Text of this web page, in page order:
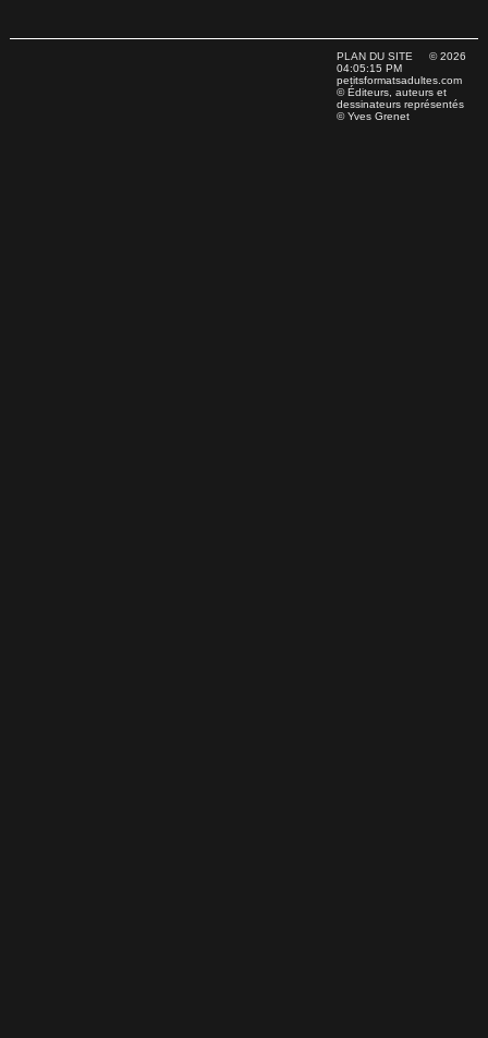
PLAN DU SITE © 2026
04:05:15 PM
petitsformatsadultes.com
© Éditeurs, auteurs et
dessinateurs représentés
© Yves Grenet